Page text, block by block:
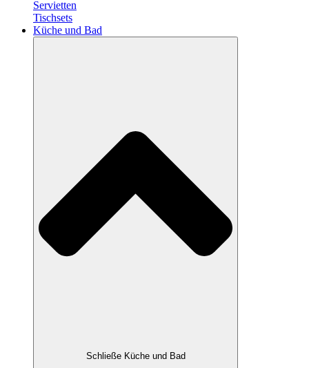
Servietten
Tischsets
Küche und Bad
Schließe Küche und Bad